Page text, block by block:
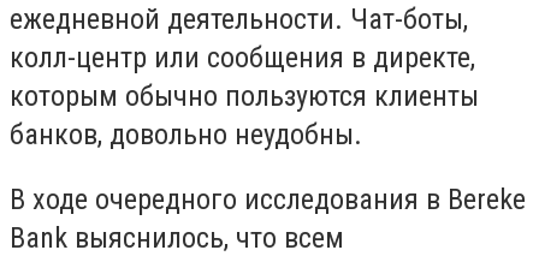
ежедневной деятельности. Чат-боты,
колл-центр или сообщения в директе,
которым обычно пользуются клиенты
банков, довольно неудобны.
В ходе очередного исследования в Bereke
Bank выяснилось, что всем